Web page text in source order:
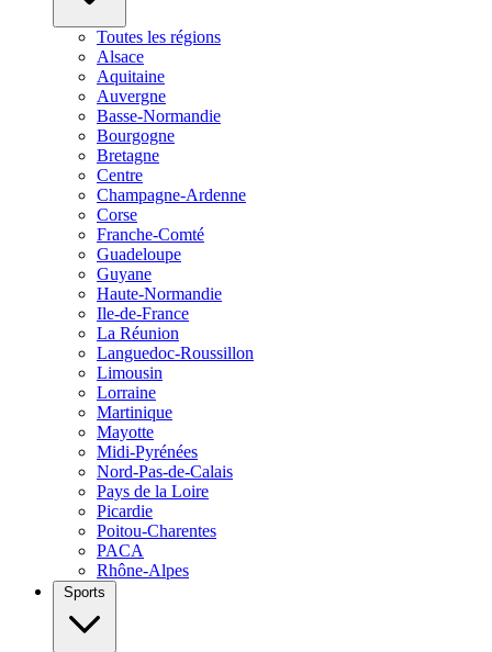
Toutes les régions
Alsace
Aquitaine
Auvergne
Basse-Normandie
Bourgogne
Bretagne
Centre
Champagne-Ardenne
Corse
Franche-Comté
Guadeloupe
Guyane
Haute-Normandie
Ile-de-France
La Réunion
Languedoc-Roussillon
Limousin
Lorraine
Martinique
Mayotte
Midi-Pyrénées
Nord-Pas-de-Calais
Pays de la Loire
Picardie
Poitou-Charentes
PACA
Rhône-Alpes
Sports